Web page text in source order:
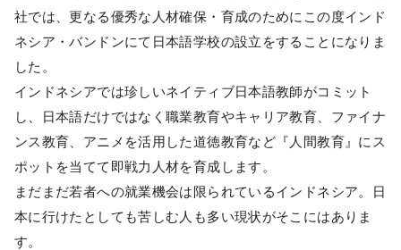
社では、更なる優秀な人材確保・育成のためにこの度インド
ネシア・バンドンにて日本語学校の設立をすることになりま
した。
インドネシアでは珍しいネイティブ日本語教師がコミット
し、日本語だけではなく職業教育やキャリア教育、ファイナ
ンス教育、アニメを活用した道徳教育など『人間教育』にス
ポットを当てて即戦力人材を育成します。
まだまだ若者への就業機会は限られているインドネシア。日
本に行けたとしても苦しむ人も多い現状がそこにはありま
す。